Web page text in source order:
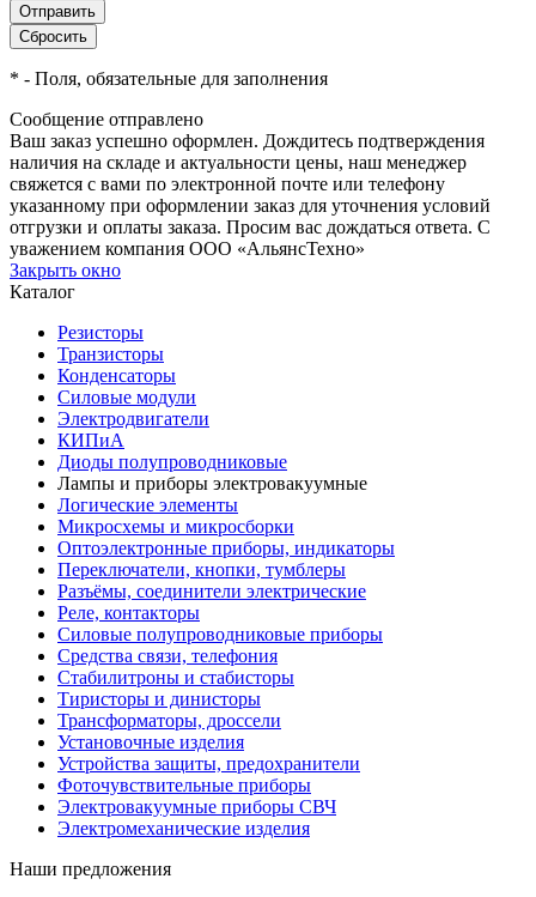
* - Поля, обязательные для заполнения
Сообщение отправлено
Ваш заказ успешно оформлен. Дождитесь подтверждения
наличия на складе и актуальности цены, наш менеджер
свяжется с вами по электронной почте или телефону
указанному при оформлении заказ для уточнения условий
отгрузки и оплаты заказа. Просим вас дождаться ответа. С
уважением компания ООО «АльянсТехно»
Закрыть окно
Каталог
Резисторы
Транзисторы
Конденсаторы
Силовые модули
Электродвигатели
КИПиА
Диоды полупроводниковые
Лампы и приборы электровакуумные
Логические элементы
Микросхемы и микросборки
Оптоэлектронные приборы, индикаторы
Переключатели, кнопки, тумблеры
Разъёмы, соединители электрические
Реле, контакторы
Силовые полупроводниковые приборы
Средства связи, телефония
Стабилитроны и стабисторы
Тиристоры и динисторы
Трансформаторы, дроссели
Установочные изделия
Устройства защиты, предохранители
Фоточувствительные приборы
Электровакуумные приборы СВЧ
Электромеханические изделия
Наши предложения